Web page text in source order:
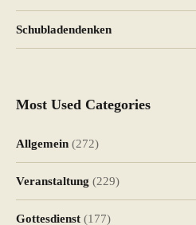
Schubladendenken
Most Used Categories
Allgemein (272)
Veranstaltung (229)
Gottesdienst (177)